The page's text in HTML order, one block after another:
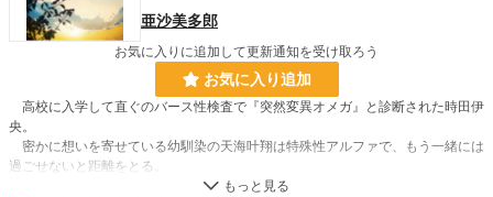
亜沙美多郎
お気に入りに追加して更新通知を受け取ろう
お気に入り追加
高校に入学して直ぐのバース性検査で『突然変異オメガ』と診断された時田伊
央。
密かに想いを寄せている幼馴染の天海叶翔は特殊性アルファで、もう一緒には
過ごせないと距離をとる。
そんな折、伊央に声をかけて来たのがクラスメイトの森島海星だった。海星も